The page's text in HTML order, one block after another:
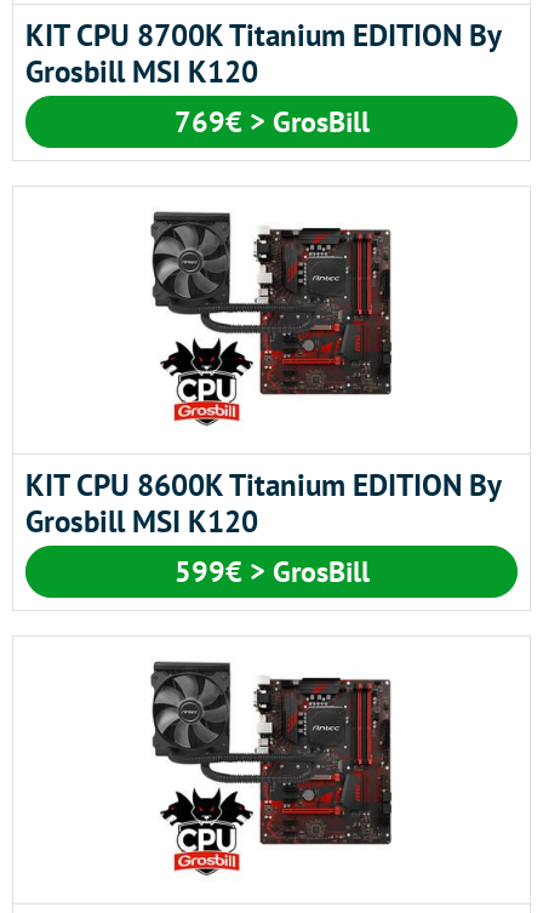
KIT CPU 8700K Titanium EDITION By
Grosbill MSI K120
769€ > GrosBill
KIT CPU 8600K Titanium EDITION By
Grosbill MSI K120
599€ > GrosBill